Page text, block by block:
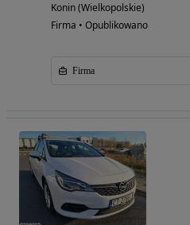
Konin (Wielkopolskie)
Firma • Opublikowano
Firma